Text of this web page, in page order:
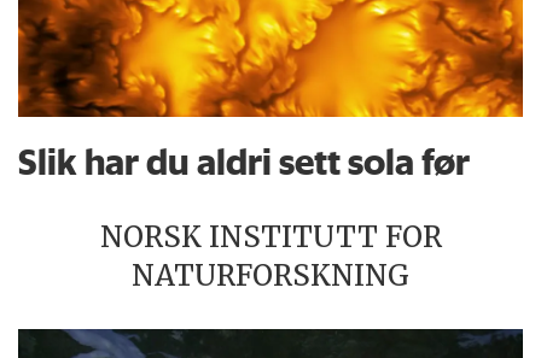
Slik har du aldri sett sola før
NORSK INSTITUTT FOR
NATURFORSKNING